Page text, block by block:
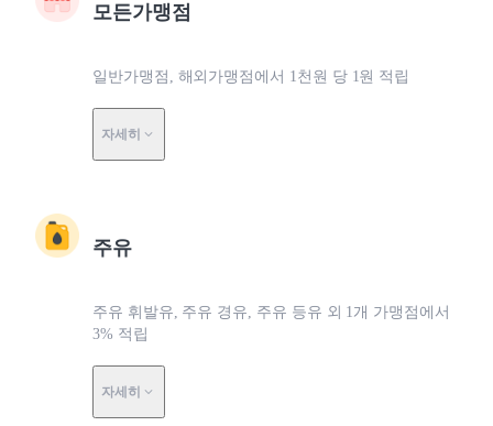
모든가맹점
일반가맹점, 해외가맹점에서 1천원 당 1원 적립
자세히
주유
주유 휘발유, 주유 경유, 주유 등유 외 1개 가맹점에서
3% 적립
자세히